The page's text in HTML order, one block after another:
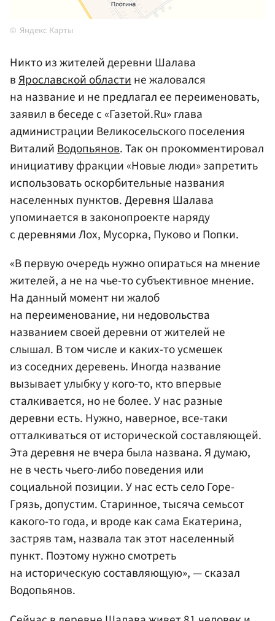
Яндекс Карты
Никто из жителей деревни Шалава
вЯрославской областине жаловался
на название и не предлагал ее переименовать,
заявил в беседе с «Газетой.Ru» глава
администрации Великосельского поселения
ВиталийВодопьянов. Так он прокомментировал
инициативу фракции «Новые люди» запретить
использовать оскорбительные названия
населенных пунктов. Деревня Шалава
упоминается в законопроекте наряду
с деревнями Лох, Мусорка, Пуково и Попки.
«В первую очередь нужно опираться на мнение
жителей, а не на чье-то субъективное мнение.
На данный момент ни жалоб
на переименование, ни недовольства
названием своей деревни от жителей не
слышал. В том числе и каких-то усмешек
из соседних деревень. Иногда название
вызывает улыбку у кого-то, кто впервые
сталкивается, но не более. У нас разные
деревни есть. Нужно, наверное, все-таки
отталкиваться от исторической составляющей.
Эта деревня не вчера была названа. Я думаю,
не в честь чьего-либо поведения или
социальной позиции. У нас есть село Горе-
Грязь, допустим. Старинное, тысяча семьсот
какого-то года, и вроде как сама Екатерина,
застряв там, назвала так этот населенный
пункт. Поэтому нужно смотреть
на историческую составляющую», — сказал
Водопьянов.